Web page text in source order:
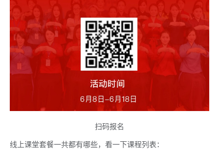
扫码报名
线上课堂套餐一共都有哪些，看一下课程列表：